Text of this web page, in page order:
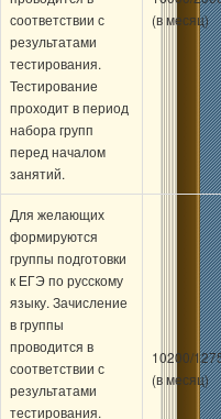
соответствии с
результатами
тестирования.
Тестирование
проходит в период
набора групп
перед началом
занятий.
(в месяц)
Для желающих
формируются
группы подготовки
к ЕГЭ по русскому
языку. Зачисление
в группы
проводится в
соответствии с
результатами
тестирования.
10200/
(в месяц)